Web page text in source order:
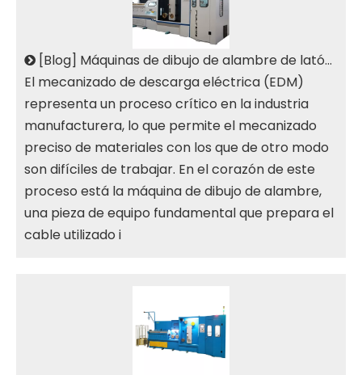
[Blog] Máquinas de dibujo de alambre de latón EDM especializadas para mecanizado eficiente de descarga eléctrica
El mecanizado de descarga eléctrica (EDM)
representa un proceso crítico en la industria
manufacturera, lo que permite el mecanizado
preciso de materiales con los que de otro modo
son difíciles de trabajar. En el corazón de este
proceso está la máquina de dibujo de alambre,
una pieza de equipo fundamental que prepara el
cable utilizado i